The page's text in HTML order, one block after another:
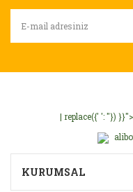
| replace({' ': ''}) }}">
KURUMSAL